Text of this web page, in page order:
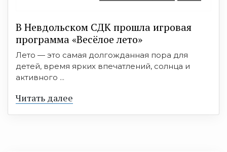
В Невдольском СДК прошла игровая
программа «Весёлое лето»
Лето — это самая долгожданная пора для
детей, время ярких впечатлений, солнца и
активного ...
Читать далее